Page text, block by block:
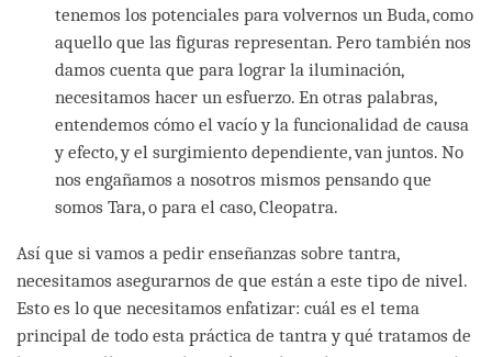
tenemos los potenciales para volvernos un Buda, como
aquello que las figuras representan. Pero también nos
damos cuenta que para lograr la iluminación,
necesitamos hacer un esfuerzo. En otras palabras,
entendemos cómo el vacío y la funcionalidad de causa
y efecto, y el surgimiento dependiente, van juntos. No
nos engañamos a nosotros mismos pensando que
somos Tara, o para el caso, Cleopatra.
Así que si vamos a pedir enseñanzas sobre tantra,
necesitamos asegurarnos de que están a este tipo de nivel.
Esto es lo que necesitamos enfatizar: cuál es el tema
principal de todo esta práctica de tantra y qué tratamos de